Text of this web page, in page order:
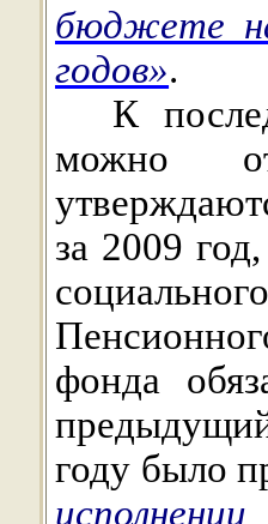
бюджете
годов».
К
можно
за 2009
фонда
году было